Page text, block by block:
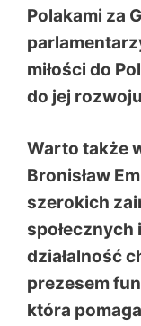
Polakami za
miłości do
do jej
Warto także
Bronisław
szerokich
społecznych
działalność
prezesem
która